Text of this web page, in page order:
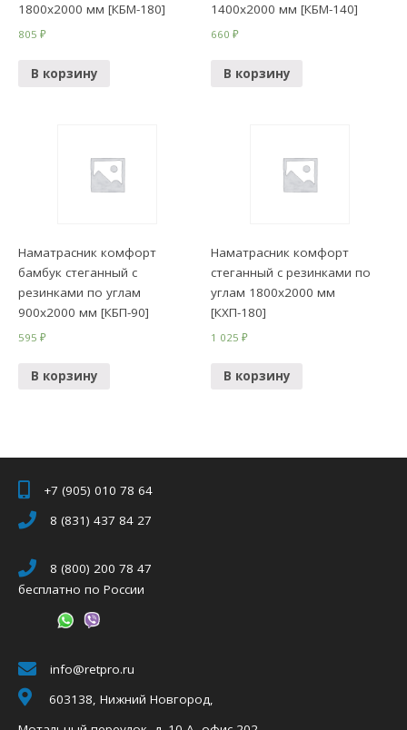
1800х2000 мм [КБМ-180]
805₽
В корзину
1400х2000 мм [КБМ-140]
660₽
В корзину
Наматрасник комфорт
бамбук стеганный с
резинками по углам
900х2000 мм [КБП-90]
595₽
В корзину
Наматрасник комфорт
стеганный с резинками по
углам 1800х2000 мм
[КХП-180]
1 025₽
В корзину
+7 (905) 010 78 64
8 (831) 437 84 27
8 (800) 200 78 47
бесплатно по России
info@retpro.ru
603138, Нижний Новгород,